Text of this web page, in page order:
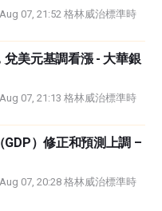
Aug 07, 21:52 格林威治標準時
美元基調看漲 - 大華銀
Aug 07, 21:13 格林威治標準時
）修正和預測上調 –
Aug 07, 20:28 格林威治標準時